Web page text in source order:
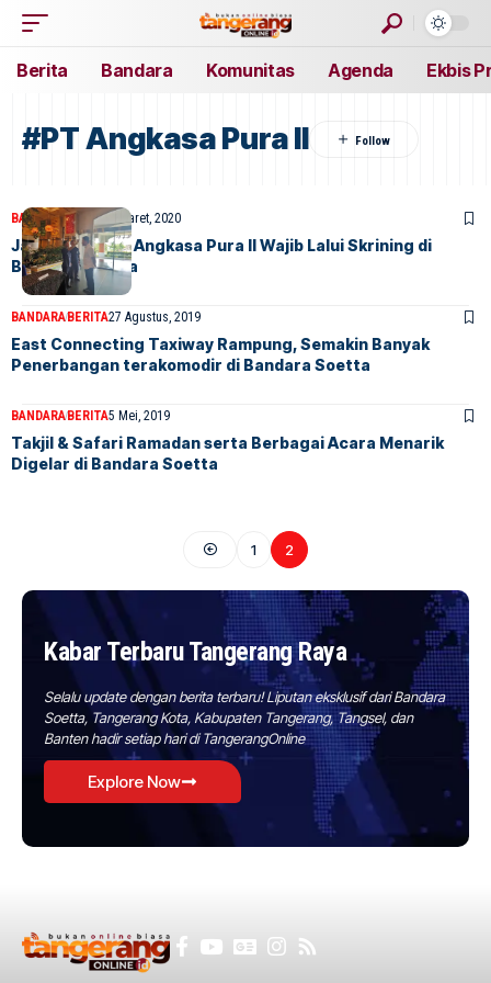
Berita Bandara Komunitas Agenda Ekbis
#PT Angkasa Pura II
BANDARAINDEX16 Maret, 2020
Jajaran Direksi Angkasa Pura II Wajib Lalui Skrining di
Bandara Soetta
BANDARABERITA27 Agustus, 2019
East Connecting Taxiway Rampung, Semakin Banyak
Penerbangan terakomodir di Bandara Soetta
BANDARABERITA5 Mei, 2019
Takjil & Safari Ramadan serta Berbagai Acara Menarik
Digelar di Bandara Soetta
1 2
Kabar Terbaru Tangerang Raya
Selalu update dengan berita terbaru! Liputan eksklusif dari Bandara
Soetta, Tangerang Kota, Kabupaten Tangerang, Tangsel, dan
Banten hadir setiap hari di TangerangOnline
Explore Now